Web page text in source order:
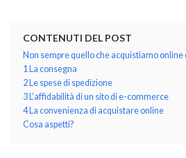
CONTENUTI DEL POST
Non sempre quello che acquistiamo online
1 La consegna
2 Le spese di spedizione
3 L’affidabilità di un sito di e-commerce
4 La convenienza di acquistare online
Cosa aspetti?